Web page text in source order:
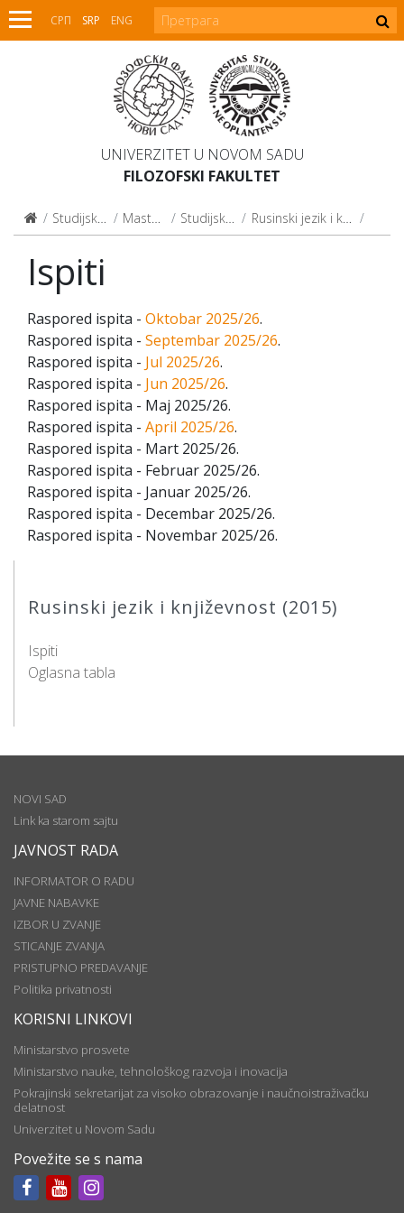
СРП SRP ENG
UNIVERZITET U NOVOM SADU
FILOZOFSKI FAKULTET
Studijski programi Master studije Studijski programi Rusinski jezik i književnost (2015)
Rusinski jezik i književnost (2015)
Ispiti
Oglasna tabla
Ispiti
Raspored ispita - Oktobar 2025/26.
Raspored ispita - Septembar 2025/26.
Raspored ispita - Jul 2025/26.
Raspored ispita - Jun 2025/26.
Raspored ispita - Maj 2025/26.
Raspored ispita - April 2025/26.
Raspored ispita - Mart 2025/26.
Raspored ispita - Februar 2025/26.
Raspored ispita - Januar 2025/26.
Raspored ispita - Decembar 2025/26.
Raspored ispita - Novembar 2025/26.
NOVI SAD
Link ka starom sajtu
JAVNOST RADA
INFORMATOR O RADU
JAVNE NABAVKE
IZBOR U ZVANJE
STICANJE ZVANJA
PRISTUPNO PREDAVANJE
Politika privatnosti
KORISNI LINKOVI
Ministarstvo prosvete
Ministarstvo nauke, tehnološkog razvoja i inovacija
Pokrajinski sekretarijat za visoko obrazovanje i naučnoistraživačku
delatnost
Univerzitet u Novom Sadu
Povežite se s nama